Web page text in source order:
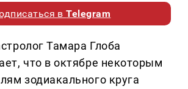
вTelegram
Тамара Глоба
что в октябре некоторым
зодиакального круга